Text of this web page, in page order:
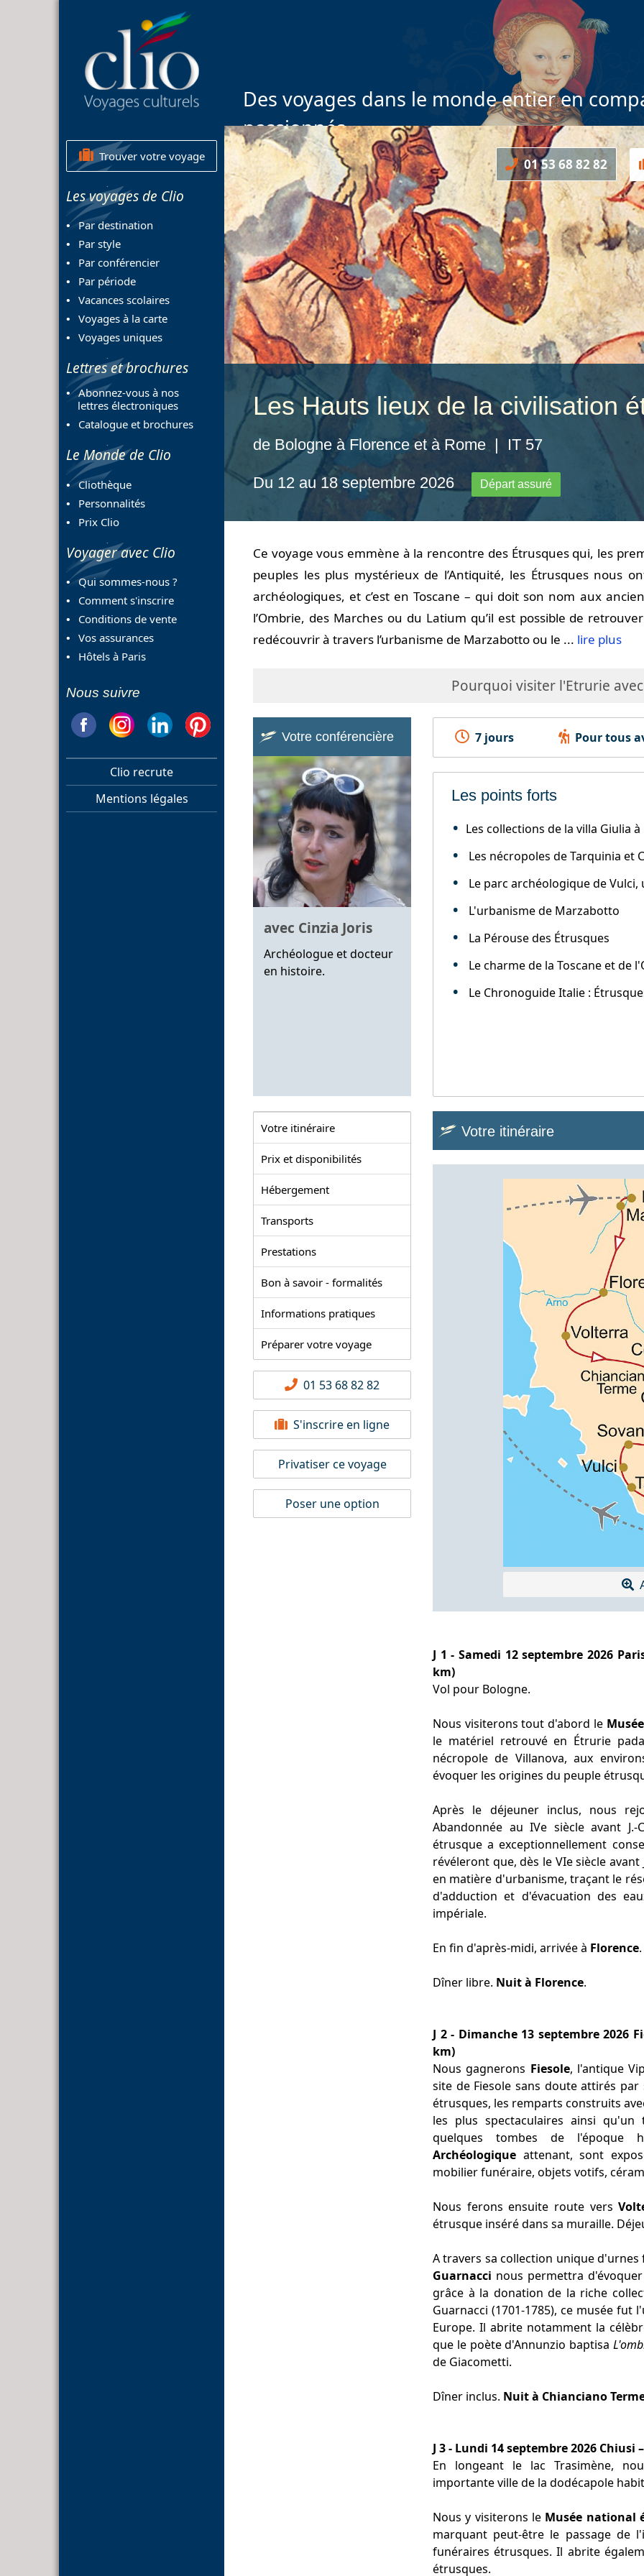
Des voyages dans le monde entier en
passionnés
Trouver votre voyage
Les voyages de Clio
Par destination
Par style
Par conférencier
Par période
Vacances scolaires
Voyages à la carte
Voyages uniques
Lettres et brochures
Abonnez-vous à nos
lettres électroniques
Catalogue et brochures
Le Monde de Clio
Cliothèque
Personnalités
Prix Clio
Voyager avec Clio
Qui sommes-nous ?
Comment s'inscrire
Conditions de vente
Vos assurances
Hôtels à Paris
Nous suivre
Clio recrute
Mentions légales
01 53 68 82 82
Les Hauts lieux de la civilisation
de Bologne à Florence et à Rome | IT 57
Du 12 au 18 septembre 2026 Départ assuré
Ce voyage vous emmène à la rencontre des Étrusques qui, les
peuples les plus mystérieux de l’Antiquité, les Étrusques nous
archéologiques, et c’est en Toscane – qui doit son nom aux
l’Ombrie, des Marches ou du Latium qu’il est possible de
redécouvrir à travers l’urbanisme de Marzabotto ou le ... lire plus
Pourquoi visiter l'Etrurie avec
Votre conférencière
avec Cinzia Joris
Archéologue et docteur
en histoire.
7 jours Pour tous
Les points forts
Les collections de la villa Giulia à
Les nécropoles de Tarquinia et
Le parc archéologique de
L'urbanisme de Marzabotto
La Pérouse des Étrusques
Le charme de la Toscane et de
Le Chronoguide Italie :
Votre itinéraire
Prix et disponibilités
Hébergement
Transports
Prestations
Bon à savoir - formalités
Informations pratiques
Préparer votre voyage
01 53 68 82 82
S'inscrire en ligne
Privatiser ce voyage
Poser une option
Votre itinéraire
J 1 - Samedi 12 septembre 2026
km)
Vol pour Bologne.
Nous visiterons tout d'abord le
le matériel retrouvé en Étrurie
nécropole de Villanova, aux
évoquer les origines du peuple
Après le déjeuner inclus, nous
Abandonnée au IVe siècle avant
étrusque a exceptionnellement
révéleront que, dès le VIe siècle
en matière d'urbanisme, traçant le
d'adduction et d'évacuation des
impériale.
En fin d'après-midi, arrivée à Florence.
Dîner libre. Nuit à Florence.
J 2 - Dimanche 13 septembre 2026
km)
Nous gagnerons Fiesole, l'antique
site de Fiesole sans doute attirés
étrusques, les remparts construits
les plus spectaculaires ainsi
quelques tombes de l'époque
Archéologique attenant, sont
mobilier funéraire, objets votifs,
Nous ferons ensuite route vers
étrusque inséré dans sa muraille.
A travers sa collection unique
Guarnacci nous permettra
grâce à la donation de la riche
Guarnacci (1701-1785), ce musée
Europe. Il abrite notamment la
que le poète d'Annunzio baptisa
de Giacometti.
Dîner inclus. Nuit à Chianciano
J 3 - Lundi 14 septembre 2026 Chiusi
En longeant le lac Trasimène,
importante ville de la dodécapole
Nous y visiterons le Musée national
marquant peut-être le passage de
funéraires étrusques. Il abrite
étrusques.